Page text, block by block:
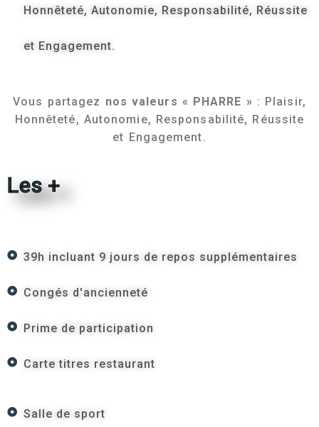
Honnêteté, Autonomie, Responsabilité, Réussite
et Engagement.
Vous partagez nos valeurs « PHARRE » : Plaisir,
Honnêteté, Autonomie, Responsabilité, Réussite
et Engagement.
Les +
39h incluant 9 jours de repos supplémentaires
Congés d'ancienneté
Prime de participation
Carte titres restaurant
Salle de sport